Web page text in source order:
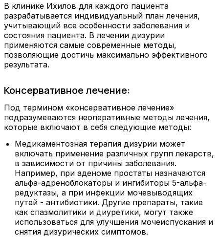
В клинике Ихилов для каждого пациента
разрабатывается индивидуальный план лечения,
учитывающий все особенности заболевания и
состояния пациента. В лечении дизурии
применяются самые современные методы,
позволяющие достичь максимально эффективного
результата.
Консервативное лечение:
Под термином «консервативное лечение»
подразумеваются неоперативные методы лечения,
которые включают в себя следующие методы:
Медикаментозная терапия дизурии может
включать применение различных групп лекарств,
в зависимости от причины заболевания.
Например, при аденоме простаты назначаются
альфа-адреноблокаторы и ингибиторы 5-альфа-
редуктазы, а при инфекции мочевыводящих
путей - антибиотики. Другие препараты, такие
как спазмолитики и диуретики, могут также
использоваться для улучшения мочеиспускания и
снятия дизурических симптомов.